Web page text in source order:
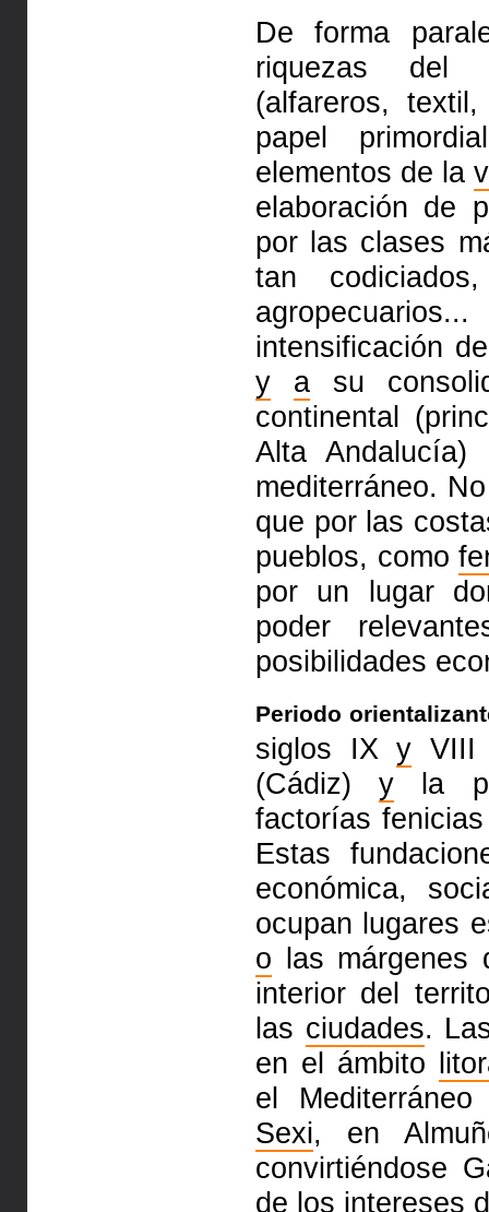
De forma
riquezas del
(alfareros,
papel
elementos de la
elaboración de
por las clases
tan
intensificación
y
asu
continental
Alta
mediterráneo.
que por las
pueblos, como
por un lugar
poder
posibilidades
Periodo
siglos IX y VIII
(Cádiz)y la
factorías
Estas
económica,
ocupan lugares
o las
interior del
las ciudades.
en el ámbito
el
Sexi, en
convirtiéndose
de los intereses